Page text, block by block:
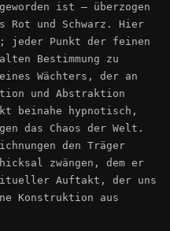
ist – überzogen
Rot und Schwarz. Hier
jeder Punkt der feinen
Bestimmung zu
Wächters, der an
und Abstraktion
beinahe hypnotisch,
das Chaos der Welt.
den Träger
zwängen, dem er
ritueller Auftakt, der uns
aus